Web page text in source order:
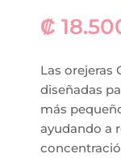
₡
Las orejeras
diseñadas
más
ayudando a